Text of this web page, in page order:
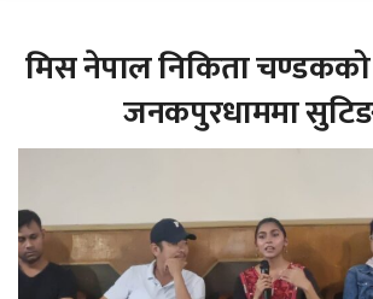
मिस नेपाल निकिता
जनकपुरधाममा